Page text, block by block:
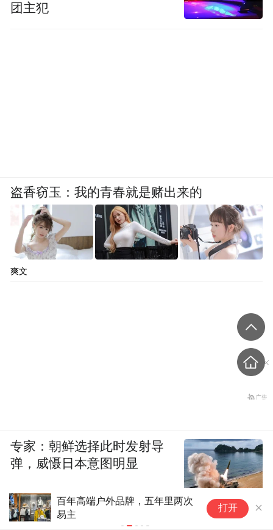
安睡裤广告吐槽女生月经气味
大，赚女人的钱还要渲染月经羞
打开
团主犯
盗香窃玉：我的青春就是赌出来的
爽文
专家：朝鲜选择此时发射导
弹，威慑日本意图明显